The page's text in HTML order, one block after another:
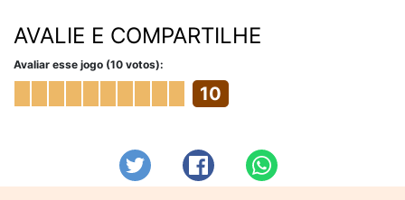
AVALIE E COMPARTILHE
Avaliar esse jogo (10 votos):
10